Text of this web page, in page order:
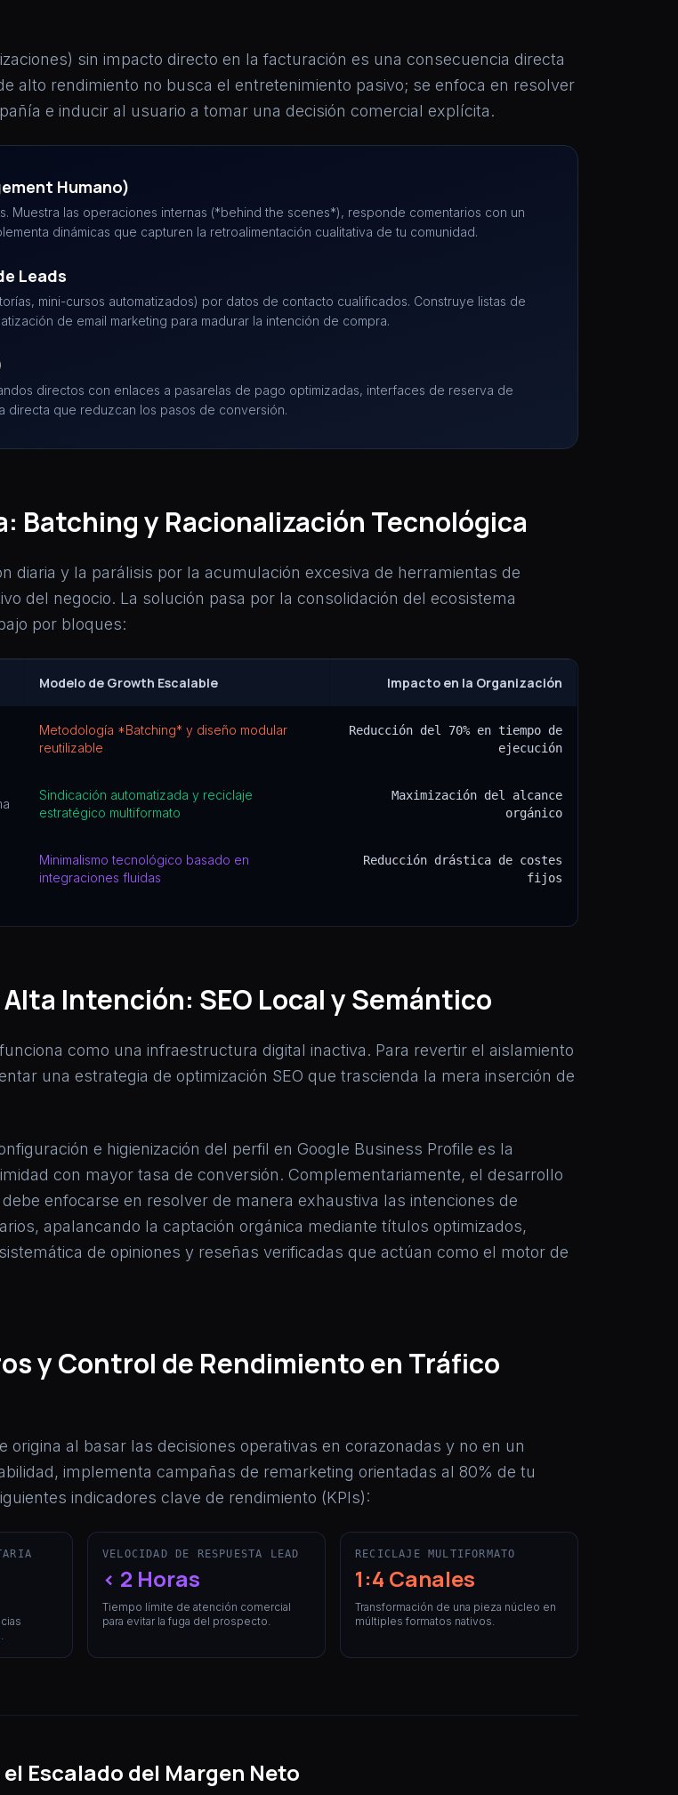
sin impacto directo en la facturación es una consecuencia directa
alto rendimiento no busca el entretenimiento pasivo; se enfoca en resolver
e inducir al usuario a tomar una decisión comercial explícita.
Humano)
Muestra las operaciones internas (*behind the scenes*), responde comentarios con un
dinámicas que capturen la retroalimentación cualitativa de tu comunidad.
Leads
mini-cursos automatizados) por datos de contacto cualificados. Construye listas de
de email marketing para madurar la intención de compra.
directos con enlaces a pasarelas de pago optimizadas, interfaces de reserva de
directa que reduzcan los pasos de conversión.
Batching y Racionalización Tecnológica
diaria y la parálisis por la acumulación excesiva de herramientas de
del negocio. La solución pasa por la consolidación del ecosistema
por bloques:
Modelo de Growth Escalable Impacto en la Organización
Metodología *Batching* y diseño modular
reutilizable
Reducción del 70% en tiempo de
ejecución
Sindicación automatizada y reciclaje
estratégico multiformato
Maximización del alcance
orgánico
Minimalismo tecnológico basado en
integraciones fluidas
Reducción drástica de costes
fijos
Intención: SEO Local y Semántico
como una infraestructura digital inactiva. Para revertir el aislamiento
una estrategia de optimización SEO que trascienda la mera inserción de
e higienización del perfil en Google Business Profile es la
con mayor tasa de conversión. Complementariamente, el desarrollo
enfocarse en resolver de manera exhaustiva las intenciones de
apalancando la captación orgánica mediante títulos optimizados,
de opiniones y reseñas verificadas que actúan como el motor de
y Control de Rendimiento en Tráfico
al basar las decisiones operativas en corazonadas y no en un
implementa campañas de remarketing orientadas al 80% de tu
indicadores clave de rendimiento (KPIs):
VELOCIDAD DE RESPUESTA LEAD
< 2 Horas
Tiempo límite de atención comercial
para evitar la fuga del prospecto.
RECICLAJE MULTIFORMATO
1:4 Canales
Transformación de una pieza núcleo en
múltiples formatos nativos.
Escalado del Margen Neto